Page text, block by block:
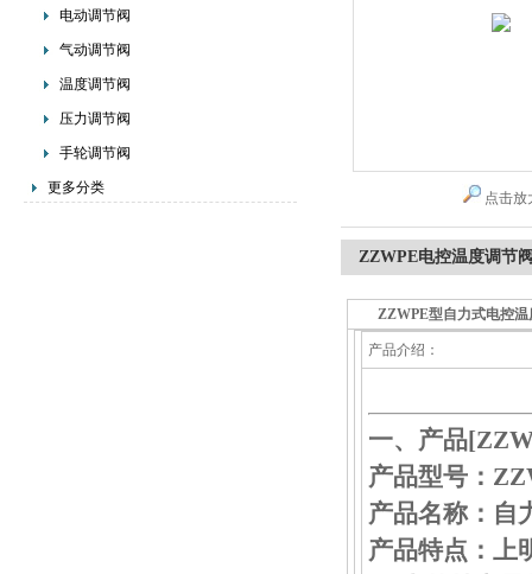
电动调节阀
气动调节阀
温度调节阀
压力调节阀
手轮调节阀
更多分类
点击放
ZZWPE电控温度调节
ZZWPE型自力式电控温
产品介绍：
一、产品[
产品型号：
产品名称：自
产品特点：上